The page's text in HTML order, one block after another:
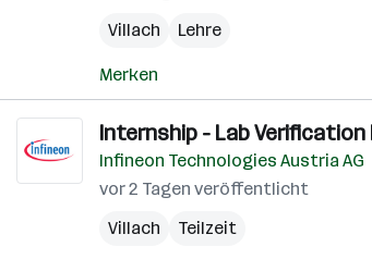
Villach
Lehre
Merken
Internship - Lab Verification
Infineon Technologies Austria AG
vor 2 Tagen veröffentlicht
Villach
Teilzeit